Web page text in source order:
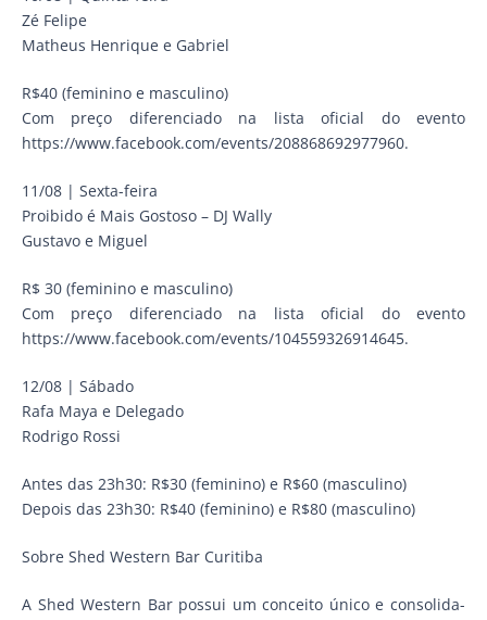
Zé Felipe
Matheus Henrique e Gabriel
R$40 (feminino e masculino)
Com preço diferenciado na lista oficial do evento
https://www.facebook.com/events/208868692977960.
11/08 | Sexta-feira
Proibido é Mais Gostoso – DJ Wally
Gustavo e Miguel
R$ 30 (feminino e masculino)
Com preço diferenciado na lista oficial do evento
https://www.facebook.com/events/104559326914645.
12/08 | Sábado
Rafa Maya e Delegado
Rodrigo Rossi
Antes das 23h30: R$30 (feminino) e R$60 (masculino)
Depois das 23h30: R$40 (feminino) e R$80 (masculino)
Sobre Shed Western Bar Curitiba
A Shed Western Bar possui um conceito único e consolida-